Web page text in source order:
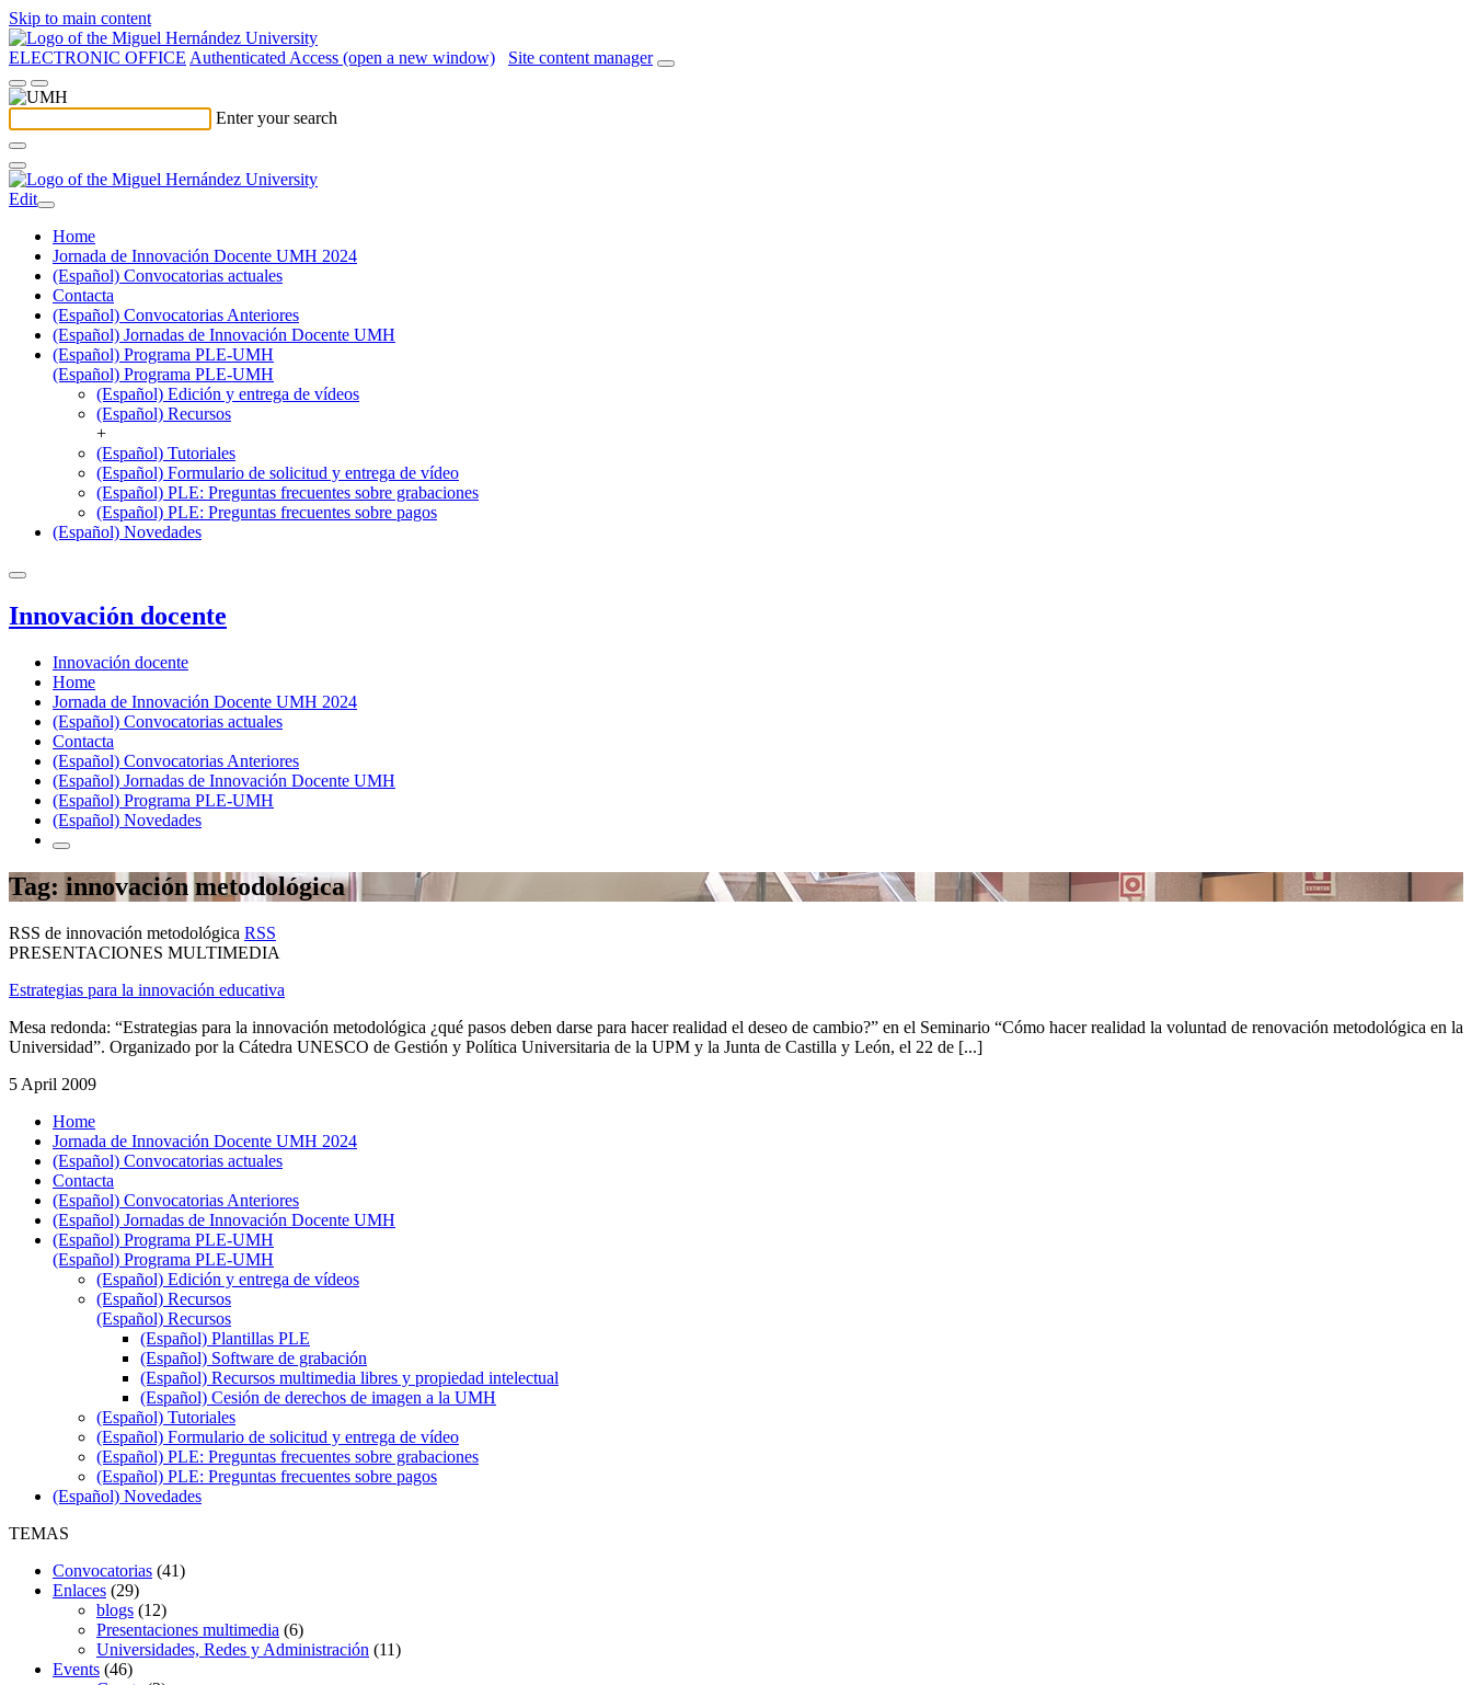
Skip to main content
ELECTRONIC OFFICE Authenticated Access (open a new window) Site content manager
Enter your search
Edit
Home
Jornada de Innovación Docente UMH 2024
(Español) Convocatorias actuales
Contacta
(Español) Convocatorias Anteriores
(Español) Jornadas de Innovación Docente UMH
(Español) Programa PLE-UMH
(Español) Programa PLE-UMH
(Español) Edición y entrega de vídeos
(Español) Recursos
+
(Español) Tutoriales
(Español) Formulario de solicitud y entrega de vídeo
(Español) PLE: Preguntas frecuentes sobre grabaciones
(Español) PLE: Preguntas frecuentes sobre pagos
(Español) Novedades
Innovación docente
Innovación docente
Home
Jornada de Innovación Docente UMH 2024
(Español) Convocatorias actuales
Contacta
(Español) Convocatorias Anteriores
(Español) Jornadas de Innovación Docente UMH
(Español) Programa PLE-UMH
(Español) Novedades
Tag: innovación metodológica
RSS de innovación metodológica RSS
PRESENTACIONES MULTIMEDIA
Estrategias para la innovación educativa
Mesa redonda: “Estrategias para la innovación metodológica ¿qué pasos deben darse para hacer realidad el deseo de cambio?” en el Seminario “Cómo hacer realidad la voluntad de renovación metodológica en la
Universidad”. Organizado por la Cátedra UNESCO de Gestión y Política Universitaria de la UPM y la Junta de Castilla y León, el 22 de [...]
5 April 2009
Home
Jornada de Innovación Docente UMH 2024
(Español) Convocatorias actuales
Contacta
(Español) Convocatorias Anteriores
(Español) Jornadas de Innovación Docente UMH
(Español) Programa PLE-UMH
(Español) Programa PLE-UMH
(Español) Edición y entrega de vídeos
(Español) Recursos
(Español) Recursos
(Español) Plantillas PLE
(Español) Software de grabación
(Español) Recursos multimedia libres y propiedad intelectual
(Español) Cesión de derechos de imagen a la UMH
(Español) Tutoriales
(Español) Formulario de solicitud y entrega de vídeo
(Español) PLE: Preguntas frecuentes sobre grabaciones
(Español) PLE: Preguntas frecuentes sobre pagos
(Español) Novedades
TEMAS
Convocatorias (41)
Enlaces (29)
blogs (12)
Presentaciones multimedia (6)
Universidades, Redes y Administración (11)
Events (46)